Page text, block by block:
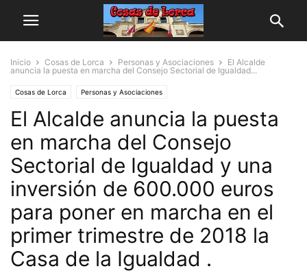
Inicio Cosas de Lorca Personas y Asociaciones
El Alcalde
anuncia la puesta en marcha del Consejo Sectorial de Igualdad...
Cosas de Lorca Personas y Asociaciones
El Alcalde anuncia la puesta
en marcha del Consejo
Sectorial de Igualdad y una
inversión de 600.000 euros
para poner en marcha en el
primer trimestre de 2018 la
Casa de la Igualdad .